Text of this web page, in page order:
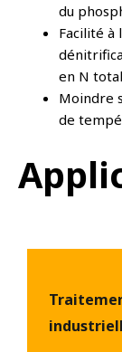
du
Facilité
en N
Moindre
de